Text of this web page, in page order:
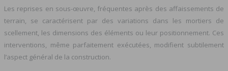
Les reprises en sous-œuvre, fréquentes après des affaissements de
terrain, se caractérisent par des variations dans les mortiers de
scellement, les dimensions des éléments ou leur positionnement. Ces
interventions, même parfaitement exécutées, modifient subtilement
l’aspect général de la construction.